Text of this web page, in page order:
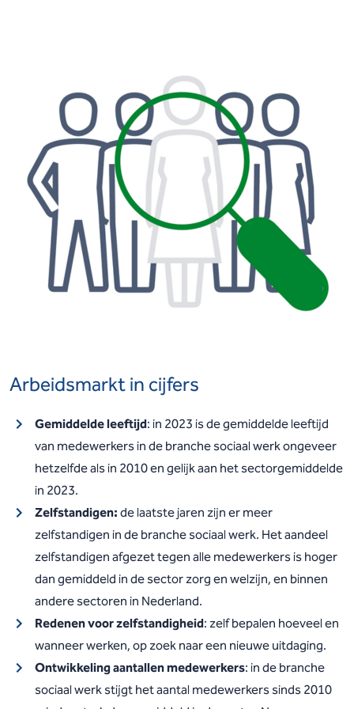
Arbeidsmarkt in cijfers
Gemiddelde leeftijd: in 2023 is de gemiddelde leeftijd
van medewerkers in de branche sociaal werk ongeveer
hetzelfde als in 2010 en gelijk aan het sectorgemiddelde
in 2023.
Zelfstandigen: de laatste jaren zijn er meer
zelfstandigen in de branche sociaal werk. Het aandeel
zelfstandigen afgezet tegen alle medewerkers is hoger
dan gemiddeld in de sector zorg en welzijn, en binnen
andere sectoren in Nederland.
Redenen voor zelfstandigheid: zelf bepalen hoeveel en
wanneer werken, op zoek naar een nieuwe uitdaging.
Ontwikkeling aantallen medewerkers: in de branche
sociaal werk stijgt het aantal medewerkers sinds 2010